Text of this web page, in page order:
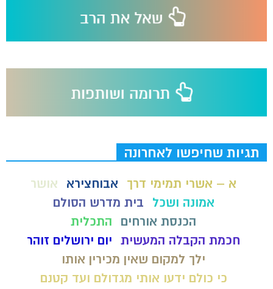
תגיות שחיפשו לאחרונה
א – אשרי תמימי דרך אבוחצירא
אושר
אמונה ושכל
בית מדרש הסולם
הכנסת אורחים
התכלית
חכמת הקבלה המעשית יום ירושלים זוהר
ילך למקום שאין מכירין אותו
כי כולם ידעו אותי מגדולם ועד קטנם